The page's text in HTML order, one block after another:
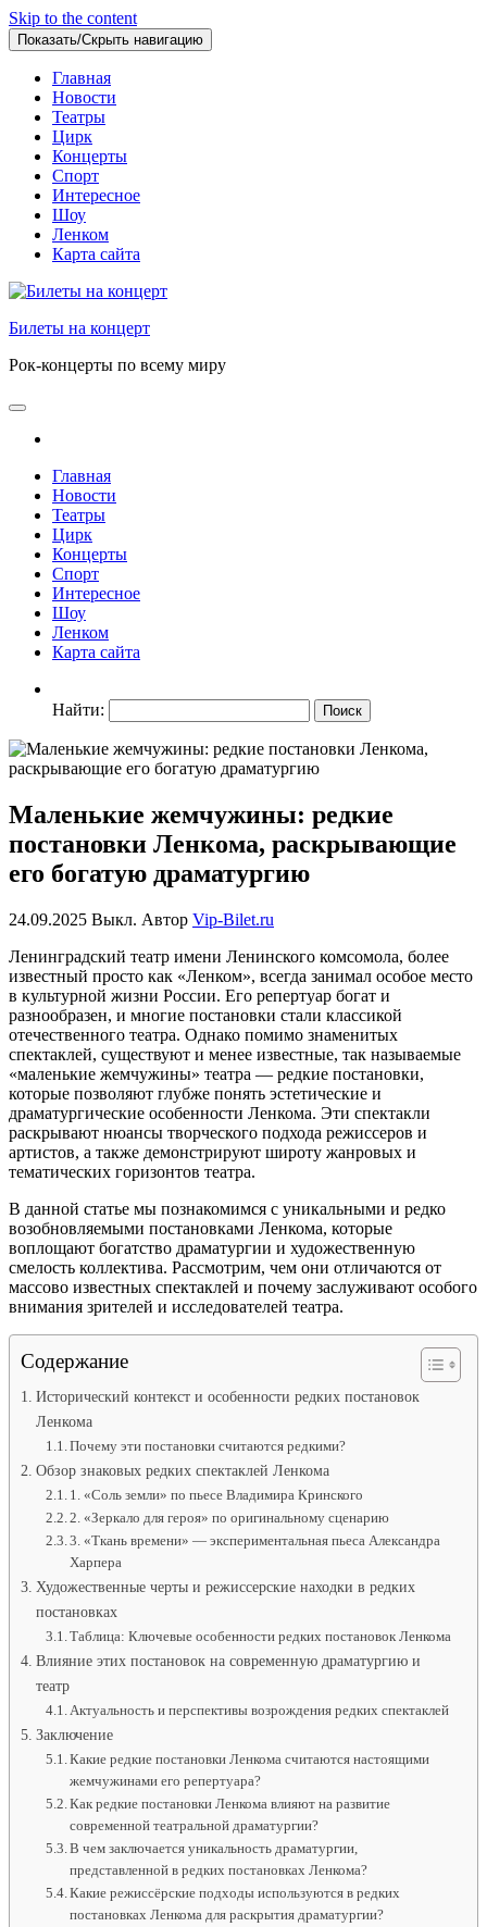
Skip to the content
Показать/Скрыть навигацию
Главная
Новости
Театры
Цирк
Концерты
Спорт
Интересное
Шоу
Ленком
Карта сайта
Билеты на концерт
Рок-концерты по всему миру
Главная
Новости
Театры
Цирк
Концерты
Спорт
Интересное
Шоу
Ленком
Карта сайта
Найти:
Маленькие жемчужины: редкие
постановки Ленкома, раскрывающие
его богатую драматургию
24.09.2025 Выкл. Автор Vip-Bilet.ru
Ленинградский театр имени Ленинского комсомола, более
известный просто как «Ленком», всегда занимал особое место
в культурной жизни России. Его репертуар богат и
разнообразен, и многие постановки стали классикой
отечественного театра. Однако помимо знаменитых
спектаклей, существуют и менее известные, так называемые
«маленькие жемчужины» театра — редкие постановки,
которые позволяют глубже понять эстетические и
драматургические особенности Ленкома. Эти спектакли
раскрывают нюансы творческого подхода режиссеров и
артистов, а также демонстрируют широту жанровых и
тематических горизонтов театра.
В данной статье мы познакомимся с уникальными и редко
возобновляемыми постановками Ленкома, которые
воплощают богатство драматургии и художественную
смелость коллектива. Рассмотрим, чем они отличаются от
массово известных спектаклей и почему заслуживают особого
внимания зрителей и исследователей театра.
Содержание
Исторический контекст и особенности редких постановок
Ленкома
Почему эти постановки считаются редкими?
Обзор знаковых редких спектаклей Ленкома
1. «Соль земли» по пьесе Владимира Кринского
2. «Зеркало для героя» по оригинальному сценарию
3. «Ткань времени» — экспериментальная пьеса Александра
Харпера
Художественные черты и режиссерские находки в редких
постановках
Таблица: Ключевые особенности редких постановок Ленкома
Влияние этих постановок на современную драматургию и
театр
Актуальность и перспективы возрождения редких спектаклей
Заключение
Какие редкие постановки Ленкома считаются настоящими
жемчужинами его репертуара?
Как редкие постановки Ленкома влияют на развитие
современной театральной драматургии?
В чем заключается уникальность драматургии,
представленной в редких постановках Ленкома?
Какие режиссёрские подходы используются в редких
постановках Ленкома для раскрытия драматургии?